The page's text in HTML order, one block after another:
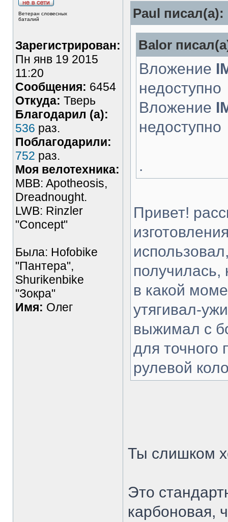
Ветеран словесных
баталий
Зарегистрирован:
Пн янв 19 2015
11:20
Сообщения: 6454
Откуда: Тверь
Благодарил (а):
536 раз.
Поблагодарили:
752 раз.
Моя велотехника:
MBB: Apotheosis,
Dreadnought.
LWB: Rinzler
"Concept"
Была: Hofobike
"Пантера",
Shurikenbike
"Зокра"
Имя: Олег
Paul писал(а):
Balor
Вложение
недоступно
Вложение
недоступно
.
Привет!
в какой
утягивал-
выжимал с
для точного
рулевой
Ты слишком
Это
карбоновая,